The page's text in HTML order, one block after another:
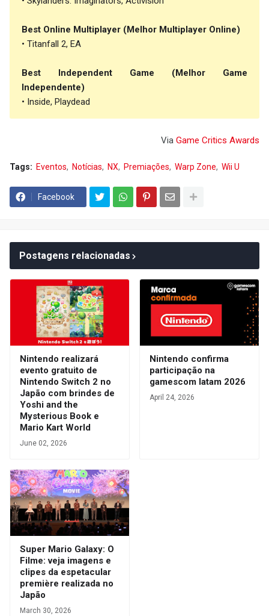
Best Online Multiplayer (Melhor Multiplayer Online)
• Titanfall 2, EA
Best Independent Game (Melhor Game
Independente)
• Inside, Playdead
Via Game Critics Awards
Tags: Eventos Notícias NX Premiações Warp Zone Wii U
Facebook
Postagens relacionadas
Nintendo realizará
evento gratuito de
Nintendo Switch 2 no
Japão com brindes de
Yoshi and the
Mysterious Book e
Mario Kart World
June 02, 2026
Nintendo confirma
participação na
gamescom latam 2026
April 24, 2026
Super Mario Galaxy: O
Filme: veja imagens e
clipes da espetacular
première realizada no
Japão
March 30, 2026